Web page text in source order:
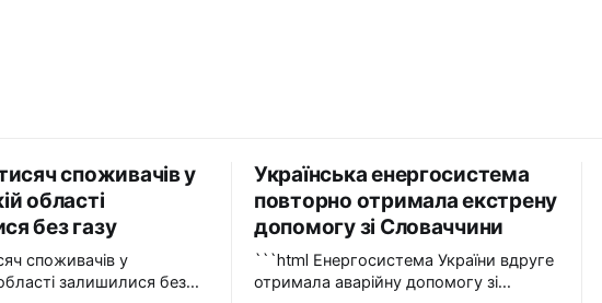
споживачів у
області
без газу
споживачів у
залишилися без
Українська енергосистема
повторно отримала екстрену
допомогу зі Словаччини
```html Енергосистема України вдруге
отримала аварійну допомогу зі